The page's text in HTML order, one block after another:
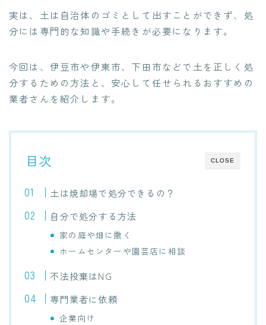
実は、土は自治体のゴミとして出すことができず、処
分には専門的な知識や手続きが必要になります。
今回は、伊豆市や伊東市、下田市などで土を正しく処
分するための方法と、安心して任せられるおすすめの
業者さんを紹介します。
CLOSE
目次
土は焼却場で処分できるの？
自分で処分する方法
家の庭や畑に撒く
ホームセンターや園芸店に相談
不法投棄はNG
専門業者に依頼
企業向け